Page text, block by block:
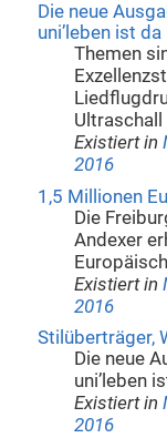
Die neue
uni’leben ist da
Themen
Ultraschall
Existiert in
2016
1,5 Millionen
Die
Andexer
Existiert in
2016
Stilüberträger,
Die neue
uni’leben
Existiert in
2016